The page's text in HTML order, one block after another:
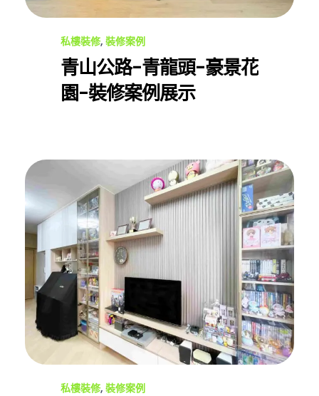
私樓裝修, 裝修案例
青山公路-青龍頭-豪景花
園-裝修案例展示
私樓裝修, 裝修案例